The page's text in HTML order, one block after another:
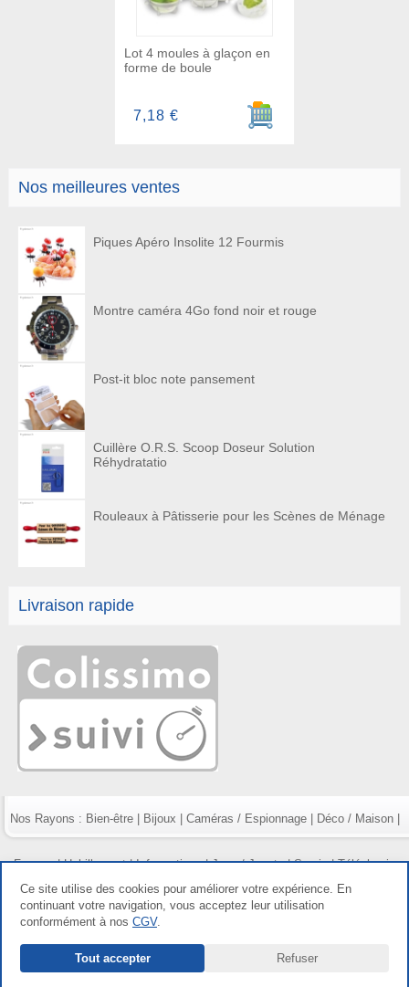
Nos meilleures ventes
Piques Apéro Insolite 12 Fourmis
Montre caméra 4Go fond noir et rouge
Post-it bloc note pansement
Cuillère O.R.S. Scoop Doseur Solution
Réhydratatio
Rouleaux à Pâtisserie pour les Scènes de Ménage
Livraison rapide
Lot 4 moules à glaçon en
forme de boule
Ajouter au panier
7,18 €
Nos Rayons : Bien-être| Bijoux Caméras / Espionnage| Déco / Maison|
Fumeur|Habillement|Informatique|Jeux / Jouets|Survie|Téléphonie
Copyright gdetout.fr 2026, tous droits réservés |
générales de vente
Ce site utilise des cookies pour améliorer votre expérience. En
continuant votre navigation, vous acceptez leur utilisation
conformément à nos CGV.
Tout accepter Refuser